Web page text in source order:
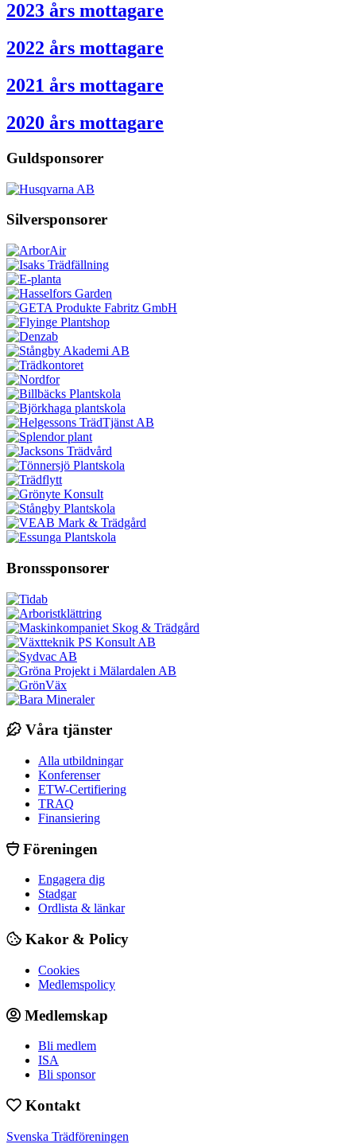
2023 års mottagare
2022 års mottagare
2021 års mottagare
2020 års mottagare
Guldsponsorer
Silversponsorer
Bronssponsorer
Våra tjänster
Alla utbildningar
Konferenser
ETW-Certifiering
TRAQ
Finansiering
Föreningen
Engagera dig
Stadgar
Ordlista & länkar
Kakor & Policy
Cookies
Medlemspolicy
Medlemskap
Bli medlem
ISA
Bli sponsor
Kontakt
Svenska Trädföreningen